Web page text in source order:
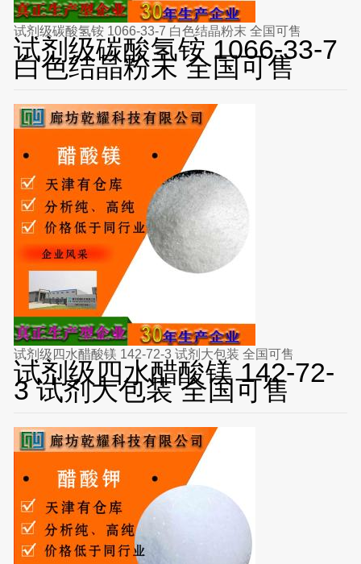
试剂级碳酸氢铵 1066-33-7 白色结晶粉末 全国可售
试剂级碳酸氢铵 1066-33-7
白色结晶粉末 全国可售
试剂级四水醋酸镁 142-72-3 试剂大包装 全国可售
试剂级四水醋酸镁 142-72-
3 试剂大包装 全国可售